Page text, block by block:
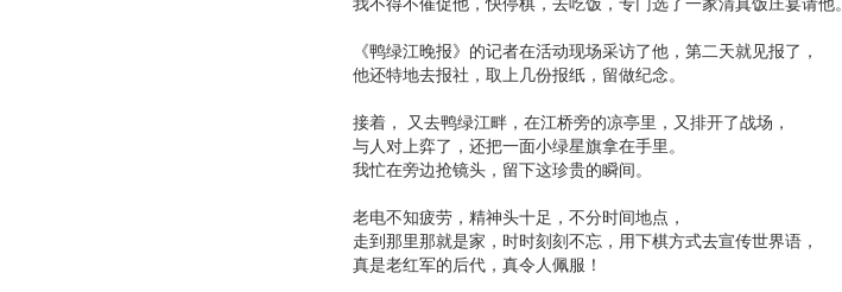
《鸭绿江晚报》的记者在活动现场采访了他，第二天就见报了，
他还特地去报社，取上几份报纸，留做纪念。
接着， 又去鸭绿江畔，在江桥旁的凉亭里，又排开了战场，
与人对上弈了，还把一面小绿星旗拿在手里。
我忙在旁边抢镜头，留下这珍贵的瞬间。
老电不知疲劳，精神头十足，不分时间地点，
走到那里那就是家，时时刻刻不忘，用下棋方式去宣传世界语，
真是老红军的后代，真令人佩服！